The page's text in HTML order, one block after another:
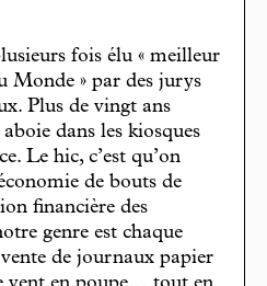
fois élu « meilleur
Monde » par des jurys
Plus de vingt ans
dans les kiosques
Le hic, c’est qu’on
de bouts de
financière des
genre est chaque
de journaux papier